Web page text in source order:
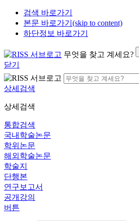
검색 바로가기
본문 바로가기(skip to content)
하단정보 바로가기
무엇을 찾고 계세요?
닫기
상세검색
상세검색
통합검색
국내학술논문
학위논문
해외학술논문
학술지
단행본
연구보고서
공개강의
버튼